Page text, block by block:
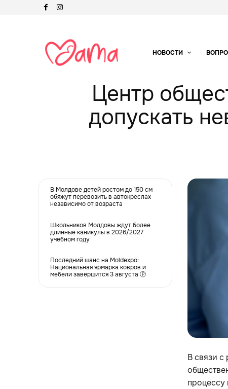
НОВОСТИ
Центр
допускать
В Молдове детей ростом до 150 см
обяжут перевозить в автокреслах
независимо от возраста
Школьников Молдовы ждут более
длинные каникулы в 2026/2027
учебном году
Последний шанс на Moldexpo:
Национальная ярмарка ковров и
мебели завершится 3 августа Ⓟ
В связи
процессу